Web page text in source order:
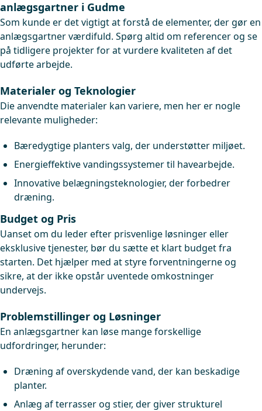
anlægsgartner i Gudme
Som kunde er det vigtigt at forstå de elementer, der gør en
anlægsgartner værdifuld. Spørg altid om referencer og se
på tidligere projekter for at vurdere kvaliteten af det
udførte arbejde.
Materialer og Teknologier
Die anvendte materialer kan variere, men her er nogle
relevante muligheder:
Bæredygtige planters valg, der understøtter miljøet.
Energieffektive vandingssystemer til havearbejde.
Innovative belægningsteknologier, der forbedrer
dræning.
Budget og Pris
Uanset om du leder efter prisvenlige løsninger eller
eksklusive tjenester, bør du sætte et klart budget fra
starten. Det hjælper med at styre forventningerne og
sikre, at der ikke opstår uventede omkostninger
undervejs.
Problemstillinger og Løsninger
En anlægsgartner kan løse mange forskellige
udfordringer, herunder:
Dræning af overskydende vand, der kan beskadige
planter.
Anlæg af terrasser og stier, der giver strukturel